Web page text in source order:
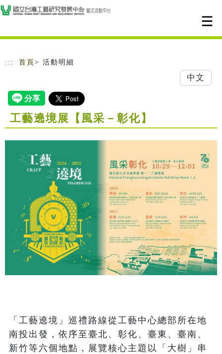
跳到主要內容
網站導覽
::: 首頁 > 活動明細
中文
工藝遶境展【風采－彰化】
「工藝遶境」巡禮路線從工藝中心總部所在地
南投出發，依序至臺北、彰化、臺東、臺南、
新竹等六個地點，展覽核心主題以「大樹」串